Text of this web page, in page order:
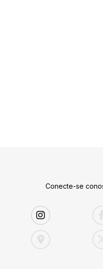
Conecte-se